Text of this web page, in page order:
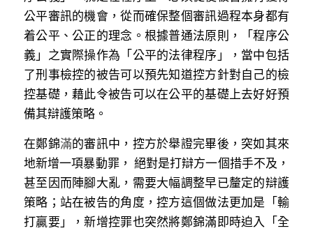
公平審訊的機會，從而確保整個審訊過程本身都有
着公平、公正的理念。根據普通法原則，「程序公
義」之實際操作為「公平的法律程序」，當中包括
了刑事檢控的被告可以預先知道控方針對自己的檢
控基礎，藉此令被告可以在公平的基礎上去好好預
備其辯護策略。
在鄭錦滿的審訊中，控方於舉證完畢後，突如其來
地新增一項暴動罪， 絕對是打辯方一個措手不及，
甚至因而陣腳大亂，需要大幅調整早已釐定的辯護
策略；站在被告的角度，控方這個做法更加是「輸
打贏要」，新增控罪也突然將鄭錦滿即時迫入「全